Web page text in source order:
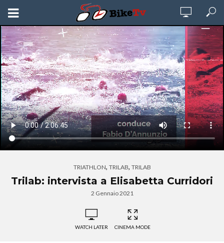
TRIATHLON, TRILAB, TRILAB
Trilab: intervista a Elisabetta Curridori
2 Gennaio 2021
WATCH LATER CINEMA MODE